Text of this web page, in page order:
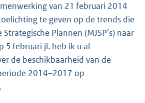
van 21 februari 2014
te geven op de trends die
Plannen (MJSP’s) naar
5 februari jl. heb ik u al
de beschikbaarheid van de
2014–2017 op
.